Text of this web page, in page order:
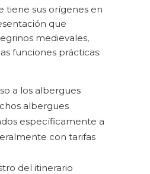
tiene sus orígenes en
que
medievales,
funciones prácticas:
a los albergues
albergues
específicamente a
con tarifas
del itinerario